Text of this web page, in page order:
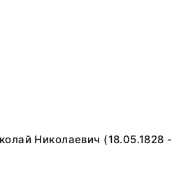
Николаевич (18.05.1828 -